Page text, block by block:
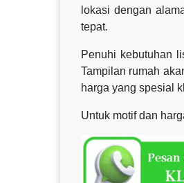
lokasi dengan
tepat.
Penuhi kebutuhan
Tampilan rumah
harga yang spesial
Untuk motif dan